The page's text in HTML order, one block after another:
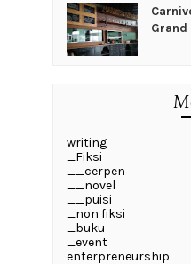
Grand
writing
_Fiksi
__cerpen
__novel
__puisi
_non fiksi
_buku
_event
enterpreneurship